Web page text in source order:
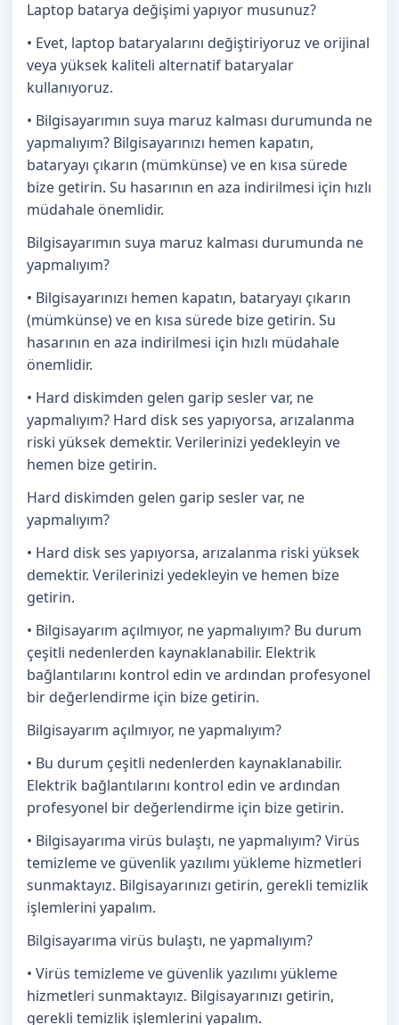
Laptop batarya değişimi yapıyor musunuz?
• Evet, laptop bataryalarını değiştiriyoruz ve orijinal
veya yüksek kaliteli alternatif bataryalar
kullanıyoruz.
• Bilgisayarımın suya maruz kalması durumunda ne
yapmalıyım? Bilgisayarınızı hemen kapatın,
bataryayı çıkarın (mümkünse) ve en kısa sürede
bize getirin. Su hasarının en aza indirilmesi için hızlı
müdahale önemlidir.
Bilgisayarımın suya maruz kalması durumunda ne
yapmalıyım?
• Bilgisayarınızı hemen kapatın, bataryayı çıkarın
(mümkünse) ve en kısa sürede bize getirin. Su
hasarının en aza indirilmesi için hızlı müdahale
önemlidir.
• Hard diskimden gelen garip sesler var, ne
yapmalıyım? Hard disk ses yapıyorsa, arızalanma
riski yüksek demektir. Verilerinizi yedekleyin ve
hemen bize getirin.
Hard diskimden gelen garip sesler var, ne
yapmalıyım?
• Hard disk ses yapıyorsa, arızalanma riski yüksek
demektir. Verilerinizi yedekleyin ve hemen bize
getirin.
• Bilgisayarım açılmıyor, ne yapmalıyım? Bu durum
çeşitli nedenlerden kaynaklanabilir. Elektrik
bağlantılarını kontrol edin ve ardından profesyonel
bir değerlendirme için bize getirin.
Bilgisayarım açılmıyor, ne yapmalıyım?
• Bu durum çeşitli nedenlerden kaynaklanabilir.
Elektrik bağlantılarını kontrol edin ve ardından
profesyonel bir değerlendirme için bize getirin.
• Bilgisayarıma virüs bulaştı, ne yapmalıyım? Virüs
temizleme ve güvenlik yazılımı yükleme hizmetleri
sunmaktayız. Bilgisayarınızı getirin, gerekli temizlik
işlemlerini yapalım.
Bilgisayarıma virüs bulaştı, ne yapmalıyım?
• Virüs temizleme ve güvenlik yazılımı yükleme
hizmetleri sunmaktayız. Bilgisayarınızı getirin,
gerekli temizlik işlemlerini yapalım.